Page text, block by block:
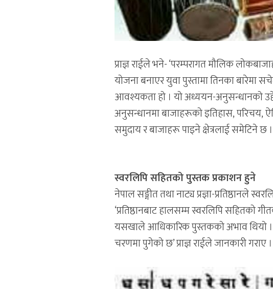
प्राज्ञ राईले भने- ‘परम्परागत मौलिक
योजना बनाएर युवा पुस्तामा तिनका
आवश्यकता हो । यो अध्ययन-अनुसन्धानको
अनुसन्धानमा बाजाहरूको इतिहास, परिचय,
समुदाय र बाजाहरू पाइने क्षेत्रलाई समेटिने छ ।
स्वरलिपि सहितको पुस्तक प्रकाशन हुने
नेपाल सङ्गीत तथा नाट्य प्रज्ञा-प्रतिष्ठानले
‘प्रतिष्ठानबाट हालसम्म स्वरलिपि सहितको
यसखाले आधिकारिक पुस्तकको अभाव थियो ।
चरणमा पुगेको छ’ प्राज्ञ राईले जानकारी गराए ।